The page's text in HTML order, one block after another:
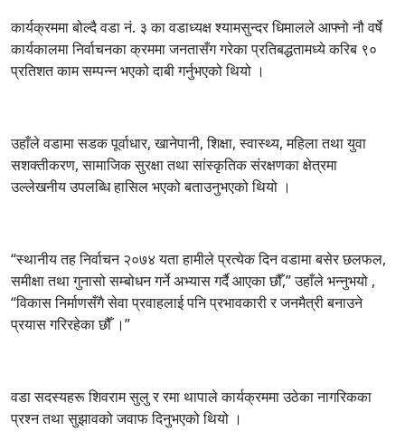
कार्यक्रममा बोल्दै वडा नं. ३ का वडाध्यक्ष श्यामसुन्दर धिमालले आफ्नो नौ वर्षे
कार्यकालमा निर्वाचनका क्रममा जनतासँग गरेका प्रतिबद्धतामध्ये करिब ९०
प्रतिशत काम सम्पन्न भएको दाबी गर्नुभएको थियो ।
उहाँले वडामा सडक पूर्वाधार, खानेपानी, शिक्षा, स्वास्थ्य, महिला तथा युवा
सशक्तीकरण, सामाजिक सुरक्षा तथा सांस्कृतिक संरक्षणका क्षेत्रमा
उल्लेखनीय उपलब्धि हासिल भएको बताउनुभएको थियो ।
“स्थानीय तह निर्वाचन २०७४ यता हामीले प्रत्येक दिन वडामा बसेर छलफल,
समीक्षा तथा गुनासो सम्बोधन गर्ने अभ्यास गर्दै आएका छौँ,” उहाँले भन्नुभयो ,
“विकास निर्माणसँगै सेवा प्रवाहलाई पनि प्रभावकारी र जनमैत्री बनाउने
प्रयास गरिरहेका छौँ ।”
वडा सदस्यहरू शिवराम सुलु र रमा थापाले कार्यक्रममा उठेका नागरिकका
प्रश्न तथा सुझावको जवाफ दिनुभएको थियो ।